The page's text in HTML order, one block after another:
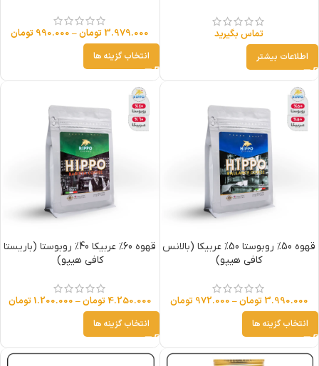
تماس بگیرید
اطلاعات بیشتر
3.979.000 تومان–
990.000 تومان
انتخاب گزینه ها
قهوه 50% روبوستا 50% عربیکا (بالانس
کافی هیپو)
3.990.000 تومان–
972.000 تومان
انتخاب گزینه ها
قهوه 60% عربیکا 40% روبوستا (باریستا
کافی هیپو)
4.250.000 تومان–
1.200.000 تومان
انتخاب گزینه ها